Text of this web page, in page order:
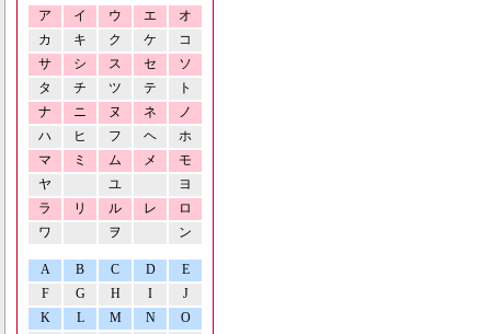
ア イ ウ エ
オ
カ
キ ク ケ
コ
サ
シ ス セ
ソ
タ
チ ツ テ
ト
ナ
ニ ヌ ネ
ノ
ハ
ヒ フ ヘ
ホ
マ
ミ ム メ
モ
ヤ
ユ
ヨ
ラ
リ ル レ
ロ
ワ
ヲ ン
A B C D
E
F
G H I
J
K
L M N O